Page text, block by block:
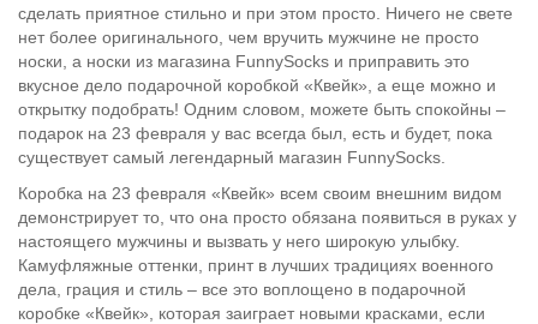
сделать приятное стильно и при этом просто. Ничего не свете
нет более оригинального, чем вручить мужчине не просто
носки, а носки из магазина FunnySocks и приправить это
вкусное дело подарочной коробкой «Квейк», а еще можно и
открытку подобрать! Одним словом, можете быть спокойны –
подарок на 23 февраля у вас всегда был, есть и будет, пока
существует самый легендарный магазин FunnySocks.
Коробка на 23 февраля «Квейк» всем своим внешним видом
демонстрирует то, что она просто обязана появиться в руках у
настоящего мужчины и вызвать у него широкую улыбку.
Камуфляжные оттенки, принт в лучших традициях военного
дела, грация и стиль – все это воплощено в подарочной
коробке «Квейк», которая заиграет новыми красками, если